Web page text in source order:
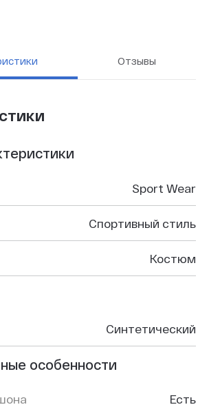
Отзывы
Sport Wear
Спортивный стиль
Костюм
Синтетический
особенности
Есть